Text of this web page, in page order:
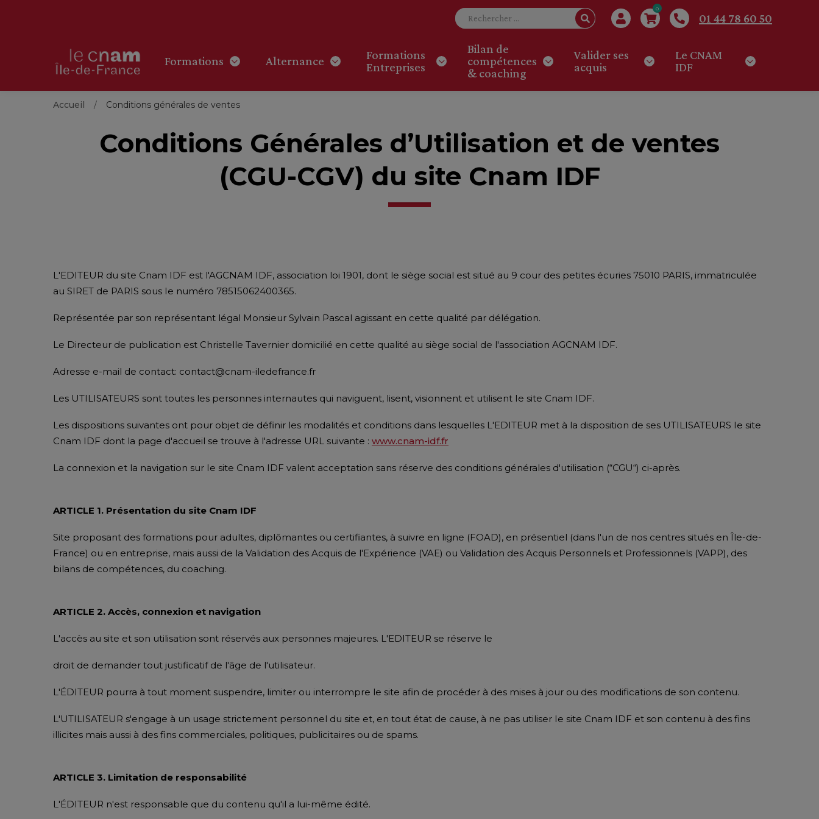
0
01 44 78 60 50
Formations Alternance
Formations
Entreprises
Bilan de
compétences
& coaching
Valider ses
acquis
Le CNAM
IDF
Accueil Conditions générales de ventes
Conditions Générales d’Utilisation et de ventes
(CGU-CGV) du site Cnam IDF
L'EDITEUR du site Cnam IDF est l'AGCNAM IDF, association loi 1901, dont le siège social est situé au 9 cour des petites écuries 75010 PARIS, immatriculée
au SIRET de PARIS sous Ie numéro 78515062400365.
Représentée par son représentant légal Monsieur Sylvain Pascal agissant en cette qualité par délégation.
Le Directeur de publication est Christelle Tavernier domicilié en cette qualité au siège social de l'association AGCNAM IDF.
Adresse e-mail de contact: contact@cnam-iledefrance.fr
Les UTILISATEURS sont toutes les personnes internautes qui naviguent, lisent, visionnent et utilisent Ie site Cnam IDF.
Les dispositions suivantes ont pour objet de définir les modalités et conditions dans lesquelles L'EDITEUR met à la disposition de ses UTILISATEURS Ie site
Cnam IDF dont la page d'accueil se trouve à l'adresse URL suivante : www.cnam-idf.fr
La connexion et la navigation sur Ie site Cnam IDF valent acceptation sans réserve des conditions générales d'utilisation (“CGU“) ci-après.
ARTICLE 1. Présentation du site Cnam IDF
Site proposant des formations pour adultes, diplômantes ou certifiantes, à suivre en ligne (FOAD), en présentiel (dans l'un de nos centres situés en Île-de-
France) ou en entreprise, mais aussi de la Validation des Acquis de l'Expérience (VAE) ou Validation des Acquis Personnels et Professionnels (VAPP), des
bilans de compétences, du coaching.
ARTICLE 2. Accès, connexion et navigation
L'accès au site et son utilisation sont réservés aux personnes majeures. L'EDITEUR se réserve le
droit de demander tout justificatif de l'âge de l'utilisateur.
L'ÉDITEUR pourra à tout moment suspendre, limiter ou interrompre le site afin de procéder à des mises à jour ou des modifications de son contenu.
L'UTILISATEUR s'engage à un usage strictement personnel du site et, en tout état de cause, à ne pas utiliser Ie site Cnam IDF et son contenu à des fins
illicites mais aussi à des fins commerciales, politiques, publicitaires ou de spams.
ARTICLE 3. Limitation de responsabilité
L'ÉDITEUR n'est responsable que du contenu qu'il a lui-même édité.